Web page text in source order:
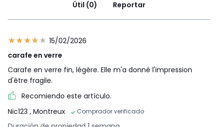
Útil (0) Reportar
15/02/2026
carafe en verre
Carafe en verre fin, légère. Elle m'a donné l'impression
d'être fragile.
Recomiendo este artículo.
Nic123 , Montreux Comprador verificado